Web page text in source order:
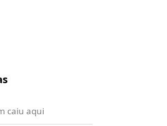
caiu aqui